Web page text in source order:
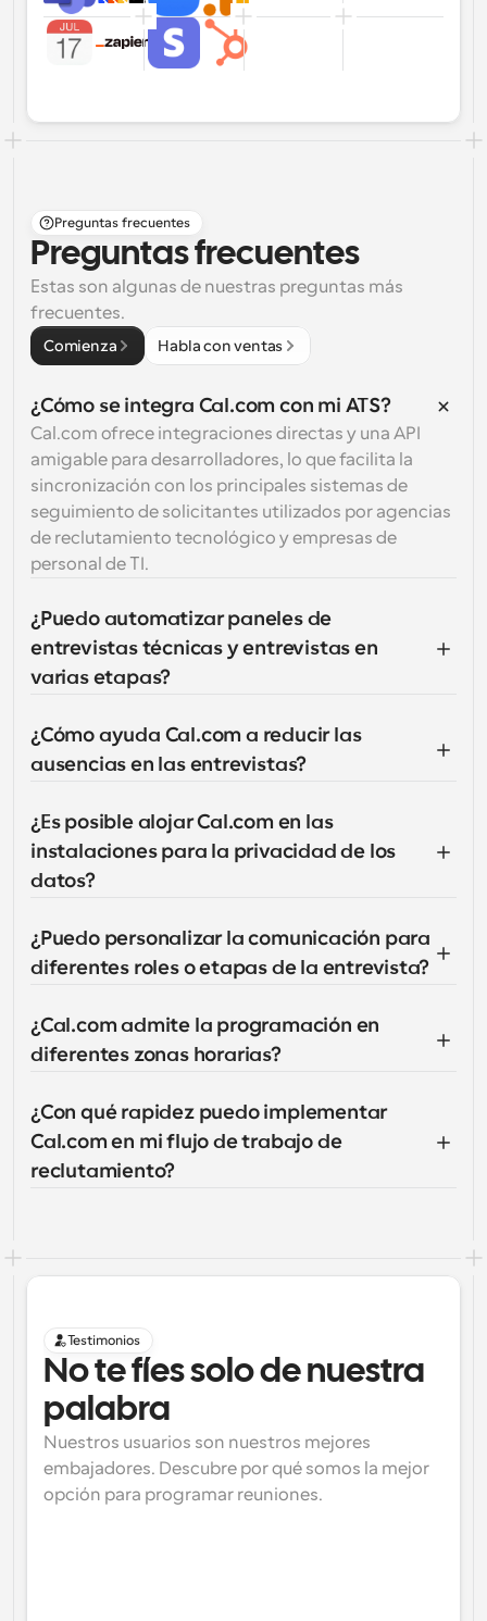
Preguntas frecuentes
Preguntas frecuentes
Estas son algunas de nuestras preguntas más
frecuentes.
Comienza Habla con ventas
¿Cómo se integra Cal.com con mi ATS?
Cal.com ofrece integraciones directas y una API
amigable para desarrolladores, lo que facilita la
sincronización con los principales sistemas de
seguimiento de solicitantes utilizados por agencias
de reclutamiento tecnológico y empresas de
personal de TI.
¿Puedo automatizar paneles de
entrevistas técnicas y entrevistas en
varias etapas?
¿Cómo ayuda Cal.com a reducir las
ausencias en las entrevistas?
¿Es posible alojar Cal.com en las
instalaciones para la privacidad de los
datos?
¿Puedo personalizar la comunicación para
diferentes roles o etapas de la entrevista?
¿Cal.com admite la programación en
diferentes zonas horarias?
¿Con qué rapidez puedo implementar
Cal.com en mi flujo de trabajo de
reclutamiento?
Testimonios
No te fíes solo de nuestra
palabra
Nuestros usuarios son nuestros mejores
embajadores. Descubre por qué somos la mejor
opción para programar reuniones.